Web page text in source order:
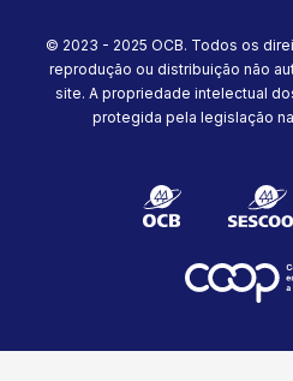
© 2023 - 2025 OCB. Todos os
reprodução ou distribuição não
site. A propriedade intelectual
protegida pela legislação